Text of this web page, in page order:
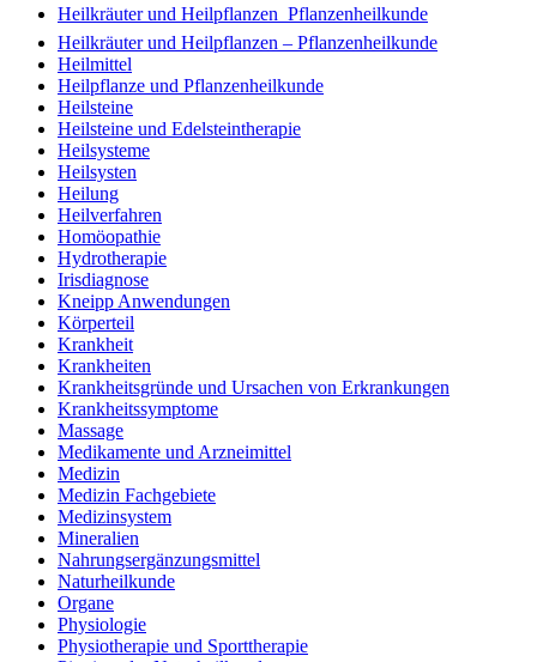
Heilkräuter und Heilpflanzen  Pflanzenheilkunde
Heilkräuter und Heilpflanzen – Pflanzenheilkunde
Heilmittel
Heilpflanze und Pflanzenheilkunde
Heilsteine
Heilsteine und Edelsteintherapie
Heilsysteme
Heilsysten
Heilung
Heilverfahren
Homöopathie
Hydrotherapie
Irisdiagnose
Kneipp Anwendungen
Körperteil
Krankheit
Krankheiten
Krankheitsgründe und Ursachen von Erkrankungen
Krankheitssymptome
Massage
Medikamente und Arzneimittel
Medizin
Medizin Fachgebiete
Medizinsystem
Mineralien
Nahrungsergänzungsmittel
Naturheilkunde
Organe
Physiologie
Physiotherapie und Sporttherapie